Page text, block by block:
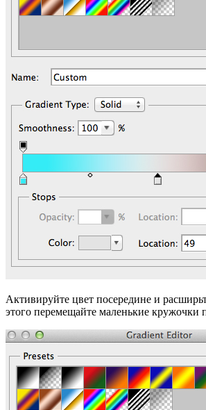
Активируйте цвет посередине и
этого перемещайте маленькие кружочки